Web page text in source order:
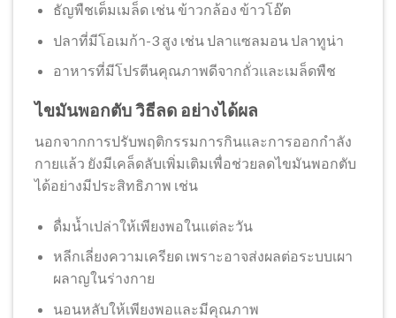
ธัญพืชเต็มเมล็ด เช่น ข้าวกล้อง ข้าวโอ๊ต
ปลาที่มีโอเมก้า-3 สูง เช่น ปลาแซลมอน ปลาทูน่า
อาหารที่มีโปรตีนคุณภาพดีจากถั่วและเมล็ดพืช
ไขมันพอกตับ วิธีลด อย่างได้ผล
นอกจากการปรับพฤติกรรมการกินและการออกกำลัง
กายแล้ว ยังมีเคล็ดลับเพิ่มเติมเพื่อช่วยลดไขมันพอกตับ
ได้อย่างมีประสิทธิภาพ เช่น
ดื่มน้ำเปล่าให้เพียงพอในแต่ละวัน
หลีกเลี่ยงความเครียด เพราะอาจส่งผลต่อระบบเผา
ผลาญในร่างกาย
นอนหลับให้เพียงพอและมีคุณภาพ